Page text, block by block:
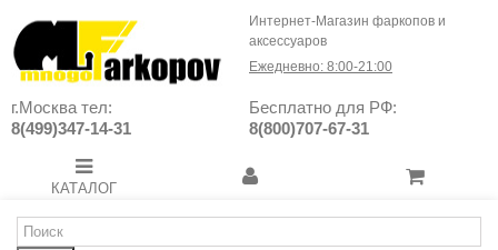
Интернет-Магазин фаркопов и
аксессуаров
Ежедневно: 8:00-21:00
г.Москва тел:
8(499)347-14-31
Бесплатно для РФ:
8(800)707-67-31
КАТАЛОГ